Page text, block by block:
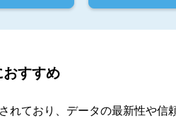
おすすめ
れており、データの最新性や信